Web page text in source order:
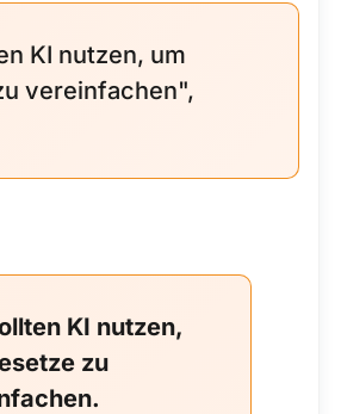
KI nutzen, um
vereinfachen",
KI nutzen,
zu